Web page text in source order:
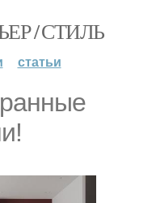
/ СТИЛЬ
статьи